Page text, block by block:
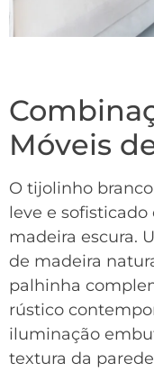
Móveis
O tijolinho
leve e
madeira escura.
de madeira
palhinha
rústico
iluminação
textura da